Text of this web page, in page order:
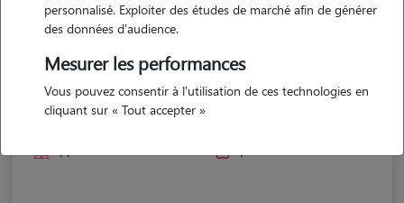
Marie
BAIXAS 66390
personnalisé. Exploiter des études de marché afin de générer
des données d'audience.
Mesurer les performances
Vous pouvez consentir à l'utilisation de ces technologies en
cliquant sur « Tout accepter »